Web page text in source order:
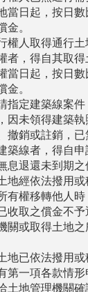
當日起，按日
金。
權人取得通行
者，得自其取
當日起，按日
金。
指定建築線案
因未領得建築
撤銷或註銷，
築線者，得自
息退還未到期之
地經依法撥用
有權移轉他人
收取之償金不
關或取得土地
地已依法撥用
第一項各款情
土地管理機關